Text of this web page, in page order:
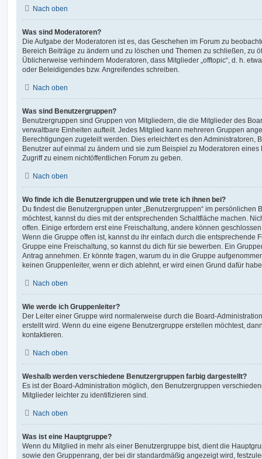
Nach oben
Was sind Moderatoren?
Die Aufgabe der Moderatoren ist es, das Geschehen im Forum zu
Bereich Beiträge zu ändern und zu löschen und Themen zu schließen, zu
Üblicherweise verhindern Moderatoren, dass Mitglieder „offtopic“, d. h.
oder Beleidigendes bzw. Angreifendes schreiben.
Nach oben
Was sind Benutzergruppen?
Benutzergruppen sind Gruppen von Mitgliedern, die die Mitglieder des
verwaltbare Einheiten aufteilt. Jedes Mitglied kann mehreren Gruppen
Berechtigungen zugeteilt werden. Dies erleichtert es den Administratoren,
Benutzer auf einmal zu ändern und sie zum Beispiel zu Moderatoren
Zugriff zu einem nichtöffentlichen Forum zu geben.
Nach oben
Wo finde ich die Benutzergruppen und wie trete ich ihnen bei?
Du findest die Benutzergruppen unter „Benutzergruppen“ im persönlichen
möchtest, kannst du dies mit der entsprechenden Schaltfläche machen.
offen. Einige erfordern erst eine Freischaltung, andere können
Wenn die Gruppe offen ist, kannst du ihr einfach durch die entsprechende
Gruppe eine Freischaltung, so kannst du dich für sie bewerben. Ein
Antrag annehmen. Er könnte fragen, warum du in die Gruppe
keinen Gruppenleiter, wenn er dich ablehnt, er wird einen Grund dafür
Nach oben
Wie werde ich Gruppenleiter?
Der Leiter einer Gruppe wird normalerweise durch die Board-
erstellt wird. Wenn du eine eigene Benutzergruppe erstellen möchtest,
kontaktieren.
Nach oben
Weshalb werden verschiedene Benutzergruppen farbig dargestellt?
Es ist der Board-Administration möglich, den Benutzergruppen
Mitglieder leichter zu identifizieren sind.
Nach oben
Was ist eine Hauptgruppe?
Wenn du Mitglied in mehr als einer Benutzergruppe bist, dient die
sowie den Gruppenrang, der bei dir standardmäßig angezeigt wird,